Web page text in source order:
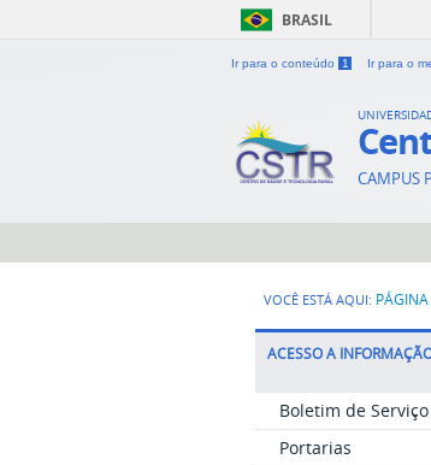
BRASIL
Ir para o conteúdo 1 Ir para o
CAMPUS
VOCÊ ESTÁ AQUI: PÁGINA
ACESSO A
Boletim de Serviço
Portarias